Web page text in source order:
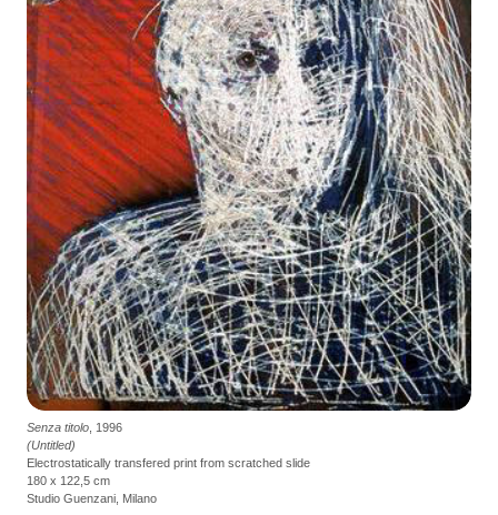
Senza titolo , 1996
(Untitled)
Electrostatically transfered print from scratched slide
180 x 122,5 cm
Studio Guenzani, Milano